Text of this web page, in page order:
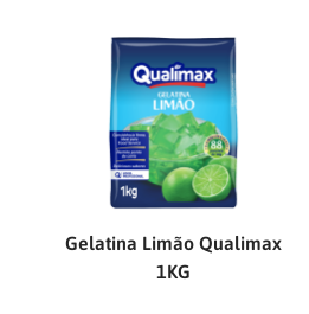
Gelatina Limão Qualimax
1KG